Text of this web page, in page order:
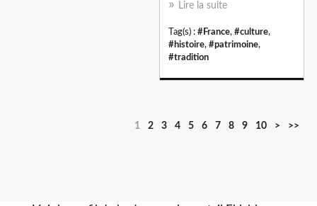
Lire la suite
Tag(s) : #France, #culture,
#histoire, #patrimoine,
#tradition
1 2 3 4 5 6 7 8 9 10 > >>